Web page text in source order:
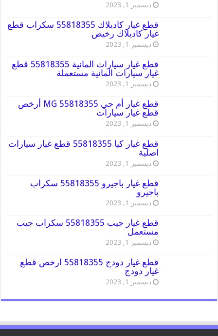
ديسمبر 1, 2023
قطع غيار كاديلاك 55818355 سكراب قطع
غيار كاديلاك رخيص
ديسمبر 1, 2023
قطع غيار سيارات المانية 55818355 قطع
غيار سيارات المانية مستعملة
ديسمبر 1, 2023
قطع غيار أم جي MG 55818355 أرخص
قطع غيار سيارات
ديسمبر 1, 2023
قطع غيار كيا 55818355 قطع غيار سيارات
اصلية
ديسمبر 1, 2023
قطع غيار باجيرو 55818355 سكراب
باجيرو
ديسمبر 1, 2023
قطع غيار جيب 55818355 سكراب جيب
مستعمل
ديسمبر 1, 2023
قطع غيار دودج 55818355 ارخص قطع
غيار دودج
ديسمبر 1, 2023